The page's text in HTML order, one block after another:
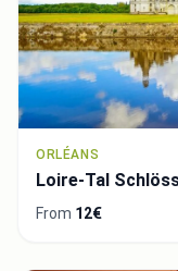
ORLÉANS
Loire-Tal
From 12€